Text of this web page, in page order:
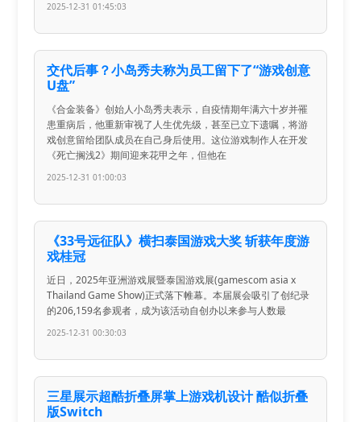
2025-12-31 01:45:03
交代后事？小岛秀夫称为员工留下了“游戏创意
U盘”
《合金装备》创始人小岛秀夫表示，自疫情期年满六十岁并罹
患重病后，他重新审视了人生优先级，甚至已立下遗嘱，将游
戏创意留给团队成员在自己身后使用。这位游戏制作人在开发
《死亡搁浅2》期间迎来花甲之年，但他在
2025-12-31 01:00:03
《33号远征队》横扫泰国游戏大奖 斩获年度游
戏桂冠
近日，2025年亚洲游戏展暨泰国游戏展(gamescom asia x
Thailand Game Show)正式落下帷幕。本届展会吸引了创纪录
的206,159名参观者，成为该活动自创办以来参与人数最
2025-12-31 00:30:03
三星展示超酷折叠屏掌上游戏机设计 酷似折叠
版Switch